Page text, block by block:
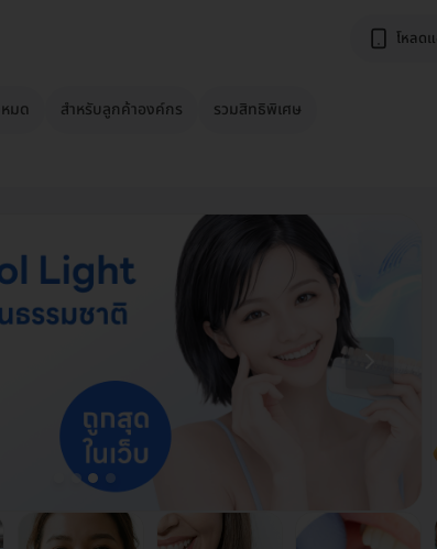
โหลด
มด สำหรับลูกค้าองค์กร รวมสิทธิพิเศษ